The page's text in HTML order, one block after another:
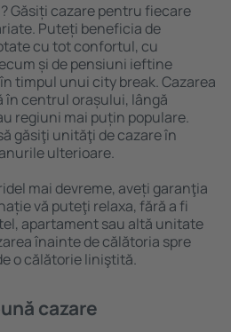
Găsiți cazare pentru fiecare
Puteți beneficia de
cu tot confortul, cu
și de pensiuni ieftine
timpul unui city break. Cazarea
în centrul orașului, lângă
regiuni mai puțin populare.
găsiţi unităţi de cazare în
ulterioare.
mai devreme, aveți garanţia
vă puteţi relaxa, fără a fi
apartament sau altă unitate
înainte de călătoria spre
o călătorie liniştită.
cazare